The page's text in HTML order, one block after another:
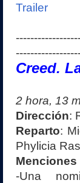
Trailer
Creed.
2 hora, 13
Dirección:
Reparto:
Phylicia
-Una